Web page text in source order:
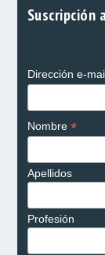
Suscripción
Dirección e-
Nombre *
Apellidos
Profesión